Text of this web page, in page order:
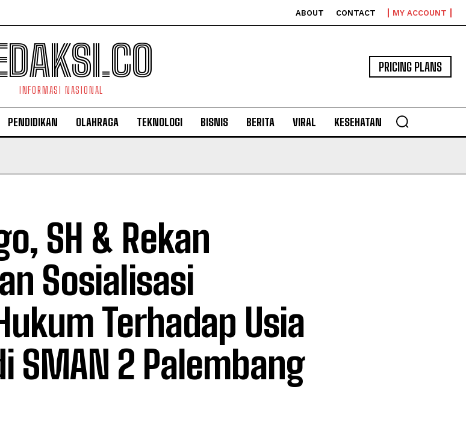
ABOUT CONTACT MY ACCOUNT
INFORMASI NASIONAL
PRICING PLANS
PENDIDIKAN OLAHRAGA TEKNOLOGI BISNIS BERITA VIRAL KESEHATAN
SH & Rekan
Sosialisasi
Terhadap Usia
SMAN 2 Palembang